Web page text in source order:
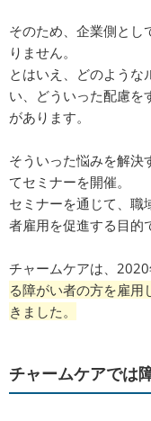
そのため、企業側とし
りません。
とはいえ、どのような
い、どういった配慮を
があります。
そういった悩みを解決
てセミナーを開催。
セミナーを通じて、職
者雇用を促進する目的
チャームケアは、2020
る障がい者の方を雇
きました。
チャームケアでは